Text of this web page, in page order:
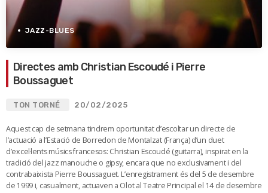
JAZZ-BLUES
Directes amb Christian Escoudé i Pierre
Boussaguet
TON TORNÉ 20/02/2025
Aquest cap de setmana tindrem oportunitat d’escoltar un directe de
l’actuació a l’Estació de Borredon de Montalzat (França) d’un duet
d’excel·lents músics francesos: Christian Escoudé (guitarra), inspirat en la
tradició del jazz manouche o gipsy, encara que no exclusivament i del
contrabaixista Pierre Boussaguet. L’enregistrament és del 5 de desembre
de 1999 i, casualment, actuaven a Olot al Teatre Principal el 14 de desembre